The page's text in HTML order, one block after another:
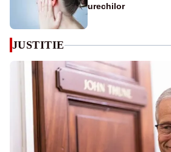
urechilor
JUSTITIE